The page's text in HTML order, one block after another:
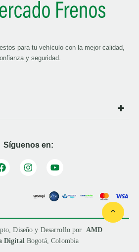
para tu vehículo con la mejor calidad,
y seguridad.
Síguenos en:
Diseño y Desarrollo por AMD
Digital Bogotá, Colombia